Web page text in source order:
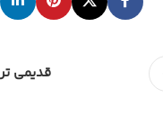
قدیمی تر